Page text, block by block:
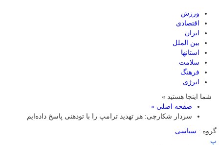
ورزش
اقتصادی
ایران
بین الملل
استانها
سلامت
فرهنگ
انرژی
شما اینجا هستید »
صفحه اصلی »
سردار شکارچی: هر تهدید ترامپ را با تودهنی پاسخ داده‌ایم
گروه : سیاسی
پ